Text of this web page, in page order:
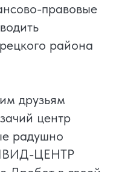
правовые
района
друзьям
центр
радушно
ЦЕНТР